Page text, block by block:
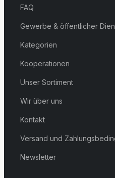
FAQ
Gewerbe & öffentlicher
Kategorien
Kooperationen
Unser Sortiment
Wir über uns
Kontakt
Versand und
Newsletter